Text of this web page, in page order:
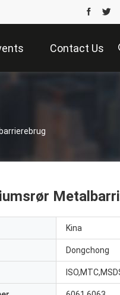
Contact Us
Kina
Dongchong